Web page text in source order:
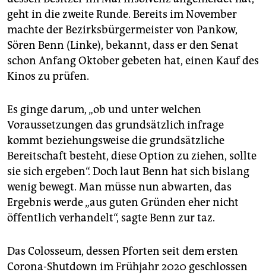
unterstützen
abo
genossenschaft
epaper login
geht in die zweite Runde. Bereits im November
machte der Bezirksbürgermeister von Pankow,
Sören Benn (Linke), bekannt, dass er den Senat
schon Anfang Oktober gebeten hat, einen Kauf des
Kinos zu prüfen.
Es ginge darum, „ob und unter welchen
Voraussetzungen das grundsätzlich infrage
kommt beziehungsweise die grundsätzliche
Bereitschaft besteht, diese Option zu ziehen, sollte
sie sich ergeben“. Doch laut Benn hat sich bislang
wenig bewegt. Man müsse nun abwarten, das
Ergebnis werde „aus guten Gründen eher nicht
öffentlich verhandelt“, sagte Benn zur taz.
Das Colosseum, dessen Pforten seit dem ersten
Corona-Shutdown im Frühjahr 2020 geschlossen